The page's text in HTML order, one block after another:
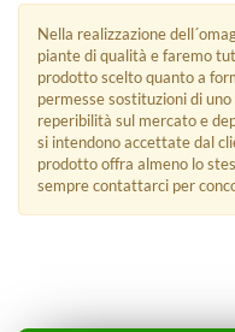
Nella realizzazione
piante di qualità e faremo
prodotto scelto quanto a
permesse sostituzioni di
reperibilità sul mercato e
si intendono accettate dal
prodotto offra almeno lo
sempre contattarci per